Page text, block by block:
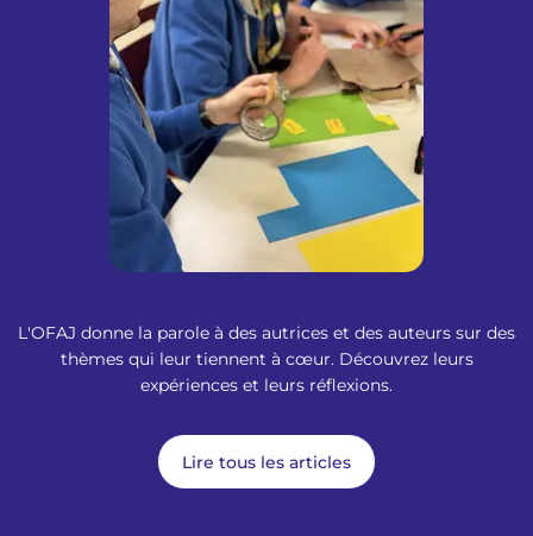
L'OFAJ donne la parole à des autrices et des auteurs sur des
thèmes qui leur tiennent à cœur. Découvrez leurs
expériences et leurs réflexions.
Lire tous les articles